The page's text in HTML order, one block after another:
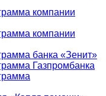
компании
компании
банка «Зенит»
Газпромбанка